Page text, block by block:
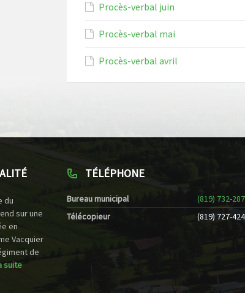
Procès-verbal juin
Procès-verbal mai
Procès-verbal avril
du
sur une
en
Vacquier
de
suite
TÉLÉPHONE
Bureau municipal
(819) 732-
Télécopieur
(819) 727-